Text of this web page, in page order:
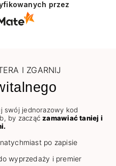
przez
I ZGARNIJ
swój jednorazowy kod
by zacząćzamawiać taniej i
po zapisie
wyprzedaży i premier